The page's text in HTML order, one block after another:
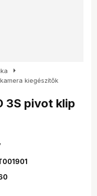
arrow_right
kiegészítők
3S pivot klip